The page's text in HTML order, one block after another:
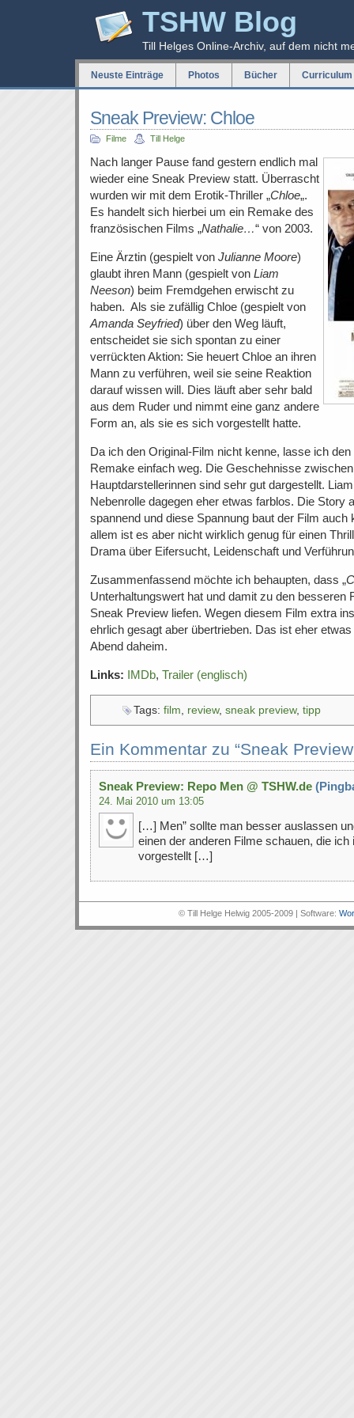
TSHW Blog
Till Helges Online-Archiv, auf dem nicht
Neuste Einträge Photos Bücher
Sneak Preview: Chloe
Filme Till Helge
Nach langer Pause fand gestern endlich mal
wieder eine Sneak Preview statt. Überrascht
wurden wir mit dem Erotik-Thriller „Chloe„.
Es handelt sich hierbei um ein Remake des
französischen Films „Nathalie…“ von 2003.
Eine Ärztin (gespielt von Julianne Moore)
glaubt ihren Mann (gespielt von Liam
Neeson) beim Fremdgehen erwischt zu
haben. Als sie zufällig Chloe (gespielt von
Amanda Seyfried) über den Weg läuft,
entscheidet sie sich spontan zu einer
verrückten Aktion: Sie heuert Chloe an ihren
Mann zu verführen, weil sie seine Reaktion
darauf wissen will. Dies läuft aber sehr bald
aus dem Ruder und nimmt eine ganz andere
Form an, als sie es sich vorgestellt hatte.
Da ich den Original-Film nicht kenne, lasse ich
Remake einfach weg. Die Geschehnisse
Hauptdarstellerinnen sind sehr gut dargestellt.
Nebenrolle dagegen eher etwas farblos. Die Story
spannend und diese Spannung baut der Film auch
allem ist es aber nicht wirklich genug für einen
Drama über Eifersucht, Leidenschaft und
Zusammenfassend möchte ich behaupten, dass „
Unterhaltungswert hat und damit zu den besseren
Sneak Preview liefen. Wegen diesem Film extra
ehrlich gesagt aber übertrieben. Das ist eher
Abend daheim.
Links: IMDb, Trailer (englisch)
Tags: film, review, sneak preview, tipp
Ein Kommentar zu “Sneak
Sneak Preview: Repo Men @ TSHW.de
24. Mai 2010 um 13:05
[…] Men” sollte man besser auslassen
einen der anderen Filme schauen, die
vorgestellt […]
© Till Helge Helwig 2005-2009 | Software: